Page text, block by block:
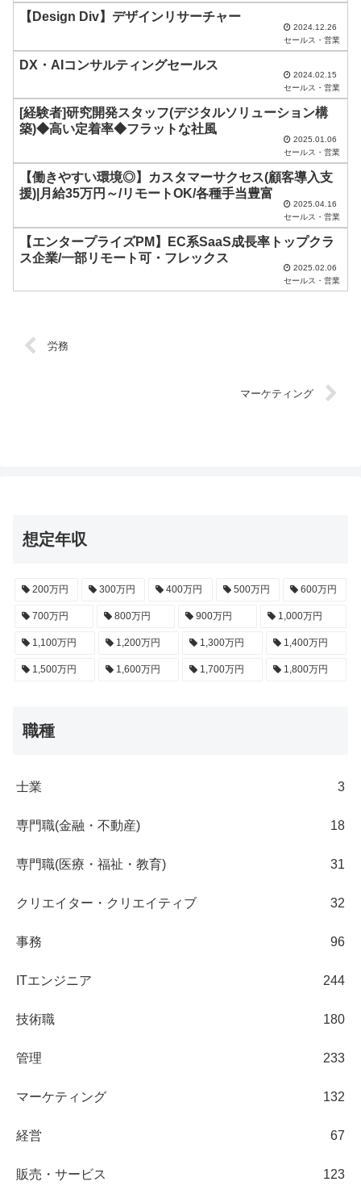
ま
し
て
さ
【Design Div】デザインリサーチャー
2024.12.26
セールス・営業
DX・AIコンサルティングセールス
2024.02.15
セールス・営業
[経験者]研究開発スタッフ(デジタルソリューション構
築)◆高い定着率◆フラットな社風
2025.01.06
セールス・営業
【働きやすい環境◎】カスタマーサクセス(顧客導入支
援)|月給35万円～/リモートOK/各種手当豊富
2025.04.16
セールス・営業
【エンタープライズPM】EC系SaaS成長率トップクラ
ス企業/一部リモート可・フレックス
2025.02.06
セールス・営業
労務
マーケティング
想定年収
200万円 300万円 400万円 500万円 600万円
700万円 800万円 900万円 1,000万円
1,100万円 1,200万円 1,300万円 1,400万円
1,500万円 1,600万円 1,700万円 1,800万円
職種
士業 3
専門職(金融・不動産) 18
専門職(医療・福祉・教育) 31
クリエイター・クリエイティブ 32
事務 96
ITエンジニア 244
技術職 180
管理 233
マーケティング 132
経営 67
販売・サービス 123